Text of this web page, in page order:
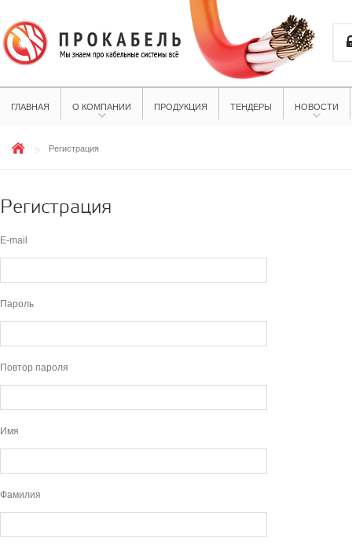
ГЛАВНАЯ О КОМПАНИИ ПРОДУКЦИЯ ТЕНДЕРЫ НОВОСТИ
Регистрация
Регистрация
E-mail
Пароль
Повтор пароля
Имя
Фамилия